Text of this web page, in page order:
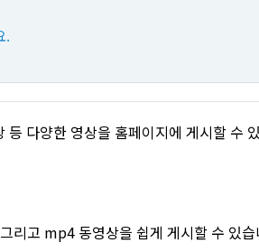
.
다양한 영상을 홈페이지에 게시할 수
고 mp4 동영상을 쉽게 게시할 수 있습